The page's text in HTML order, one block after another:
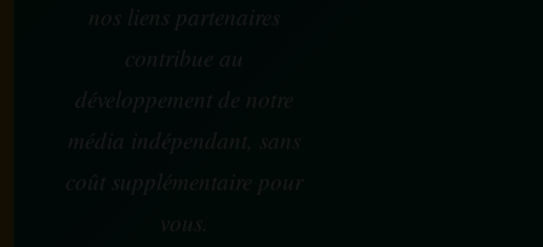
nos liens partenaires
contribue au
développement de notre
média indépendant, sans
coût supplémentaire pour
vous.